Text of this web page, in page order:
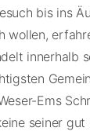
bis ins
wollen,
innerhalb
Ems
seiner